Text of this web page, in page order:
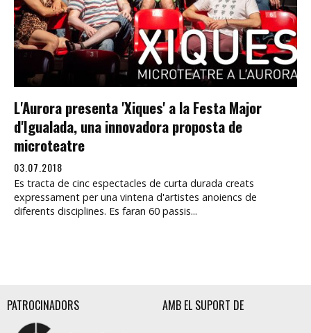
L'Aurora presenta 'Xiques' a la Festa Major
d'Igualada, una innovadora proposta de
microteatre
03.07.2018
Es tracta de cinc espectacles de curta durada creats
expressament per una vintena d'artistes anoiencs de
diferents disciplines. Es faran 60 passis...
PATROCINADORS AMB EL SUPORT DE